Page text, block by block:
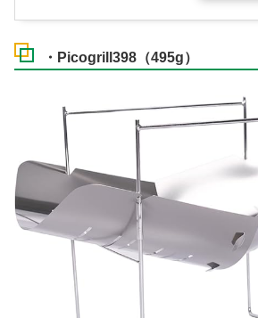
・Picogrill398（495g）